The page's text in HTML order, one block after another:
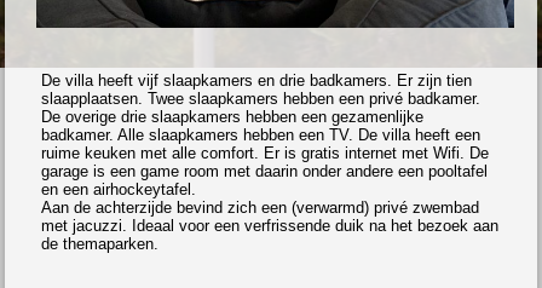
De villa heeft vijf slaapkamers en drie badkamers. Er zijn tien
slaapplaatsen. Twee slaapkamers hebben een privé badkamer.
De overige drie slaapkamers hebben een gezamenlijke
badkamer. Alle slaapkamers hebben een TV. De villa heeft een
ruime keuken met alle comfort. Er is gratis internet met Wifi. De
garage is een game room met daarin onder andere een pooltafel
en een airhockeytafel.
Aan de achterzijde bevind zich een (verwarmd) privé zwembad
met jacuzzi. Ideaal voor een verfrissende duik na het bezoek aan
de themaparken.